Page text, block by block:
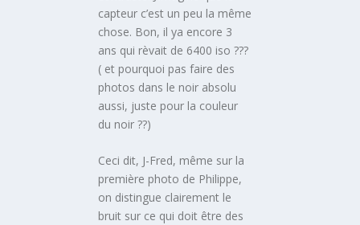
capteur c’est un peu la même
chose. Bon, il ya encore 3
ans qui rèvait de 6400 iso ???
( et pourquoi pas faire des
photos dans le noir absolu
aussi, juste pour la couleur
du noir ??)
Ceci dit, J-Fred, même sur la
première photo de Philippe,
on distingue clairement le
bruit sur ce qui doit être des